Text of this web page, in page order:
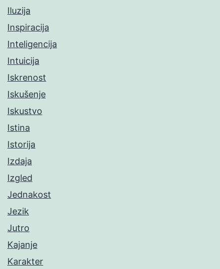
Iluzija
Inspiracija
Inteligencija
Intuicija
Iskrenost
Iskušenje
Iskustvo
Istina
Istorija
Izdaja
Izgled
Jednakost
Jezik
Jutro
Kajanje
Karakter